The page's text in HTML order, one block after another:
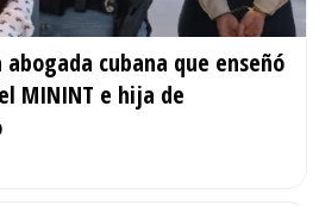
cubana que enseñó
MININT e hija de